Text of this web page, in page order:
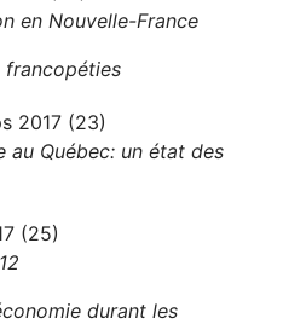
en Nouvelle-France
francopéties
2017 (23)
au Québec: un état des
(25)
durant les